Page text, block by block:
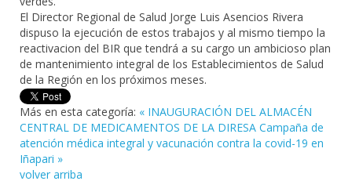
El Director Regional de Salud Jorge Luis Asencios Rivera
dispuso la ejecución de estos trabajos y al mismo tiempo la
reactivacion del BIR que tendrá a su cargo un ambicioso plan
de mantenimiento integral de los Establecimientos de Salud
de la Región en los próximos meses.
Más en esta categoría: « INAUGURACIÓN DEL ALMACÉN
CENTRAL DE MEDICAMENTOS DE LA DIRESA Campaña de
atención médica integral y vacunación contra la covid-19 en
Iñapari »
volver arriba